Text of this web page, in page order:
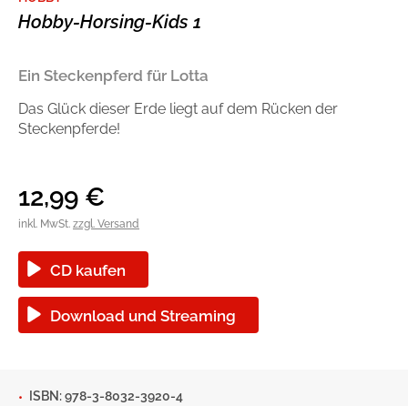
Man sieht sich
Ratgeber und Sachbuch
Reihen
Handel
Presse
Blogger und Influencer
Hobby-Horsing-Kids 1
Ein Steckenpferd für Lotta
Das Glück dieser Erde liegt auf dem Rücken der
Steckenpferde!
12,99 €
inkl. MwSt. zzgl. Versand
CD kaufen
Download und Streaming
ISBN: 978-3-8032-3920-4